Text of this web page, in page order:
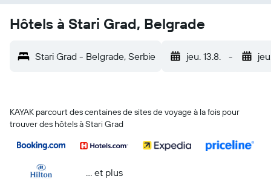
Hôtels à Stari Grad, Belgrade
Stari Grad - Belgrade, Serbie jeu. 13.8. -
KAYAK parcourt des centaines de sites de voyage à la fois pour
trouver des hôtels à Stari Grad
… et plus